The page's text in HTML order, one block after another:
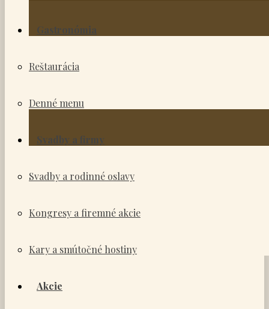
Gastronómia
Reštaurácia
Denné menu
Svadby a firmy
Svadby a rodinné oslavy
Kongresy a firemné akcie
Kary a smútočné hostiny
Akcie